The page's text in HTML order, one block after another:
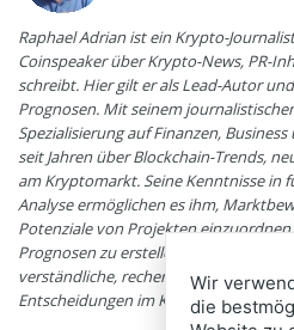
Raphael Adrian ist ein Krypto-
Coinspeaker über Krypto-News, PR-
schreibt. Hier gilt er als Lead-Autor
Prognosen. Mit seinem
Spezialisierung auf Finanzen,
seit Jahren über Blockchain-Trends,
am Kryptomarkt. Seine Kenntnisse in
Analyse ermöglichen es ihm,
Potenziale von Projekten
Prognosen zu erstellen. In seiner
verständliche, recherchierte Inhalte,
Entscheidungen im Kryptomarkt
Wir
die